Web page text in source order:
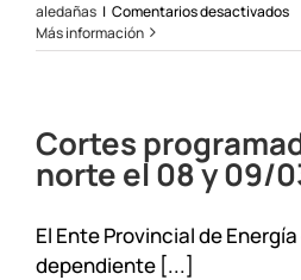
aledañas | Comentarios desactivadosen
y
el
Más información
Cortes
norte el 08 y 09/
El Ente Provincial de
dependiente [...]